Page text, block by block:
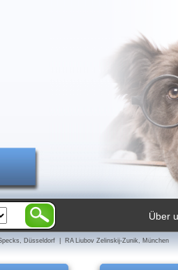
Über
Düsseldorf | RA Liubov Zelinskij-Zunik, München